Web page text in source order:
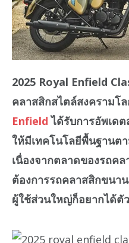
2025 Royal Enfield
คลาสสิกสไตล์สงครามโ
Enfield ได้รับการอัพเด
ให้มีเทคโนโลยีพื้นฐานต
เนื่องจากตลาดของรถค
ต้องการรถคลาสสิกขนา
ผู้ใช้ส่วนใหญ่ก็อยากได้ตั